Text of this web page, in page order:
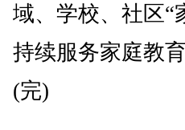
域、学校、社区“
持续服务家庭教
(完)